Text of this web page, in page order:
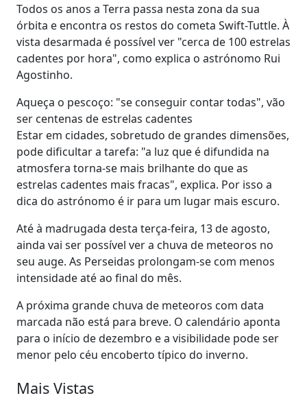
Todos os anos a Terra passa nesta zona da sua
órbita e encontra os restos do cometa Swift-Tuttle. À
vista desarmada é possível ver "cerca de 100 estrelas
cadentes por hora", como explica o astrónomo Rui
Agostinho.
Aqueça o pescoço: "se conseguir contar todas", vão
ser centenas de estrelas cadentes
Estar em cidades, sobretudo de grandes dimensões,
pode dificultar a tarefa: "a luz que é difundida na
atmosfera torna-se mais brilhante do que as
estrelas cadentes mais fracas", explica. Por isso a
dica do astrónomo é ir para um lugar mais escuro.
Até à madrugada desta terça-feira, 13 de agosto,
ainda vai ser possível ver a chuva de meteoros no
seu auge. As Perseidas prolongam-se com menos
intensidade até ao final do mês.
A próxima grande chuva de meteoros com data
marcada não está para breve. O calendário aponta
para o início de dezembro e a visibilidade pode ser
menor pelo céu encoberto típico do inverno.
Mais Vistas